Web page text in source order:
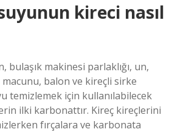
kireci nasıl
bulaşık makinesi parlaklığı, un,
balon ve kireçli sirke
temizlemek için kullanılabilecek
ilki karbonattır. Kireç kireçlerini
fırçalara ve karbonata